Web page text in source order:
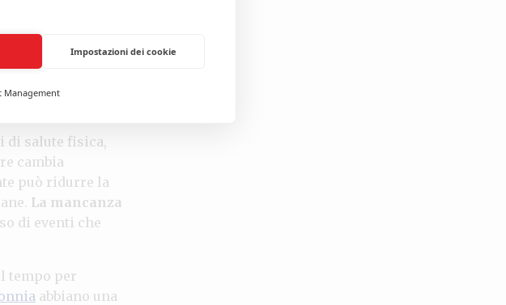
nel mondo.
sei uno di
condizione
forme e
di salute fisica,
cambia
può ridurre la
La mancanza
di eventi che
tempo per
abbiano una
Impostazioni dei cookie
Management